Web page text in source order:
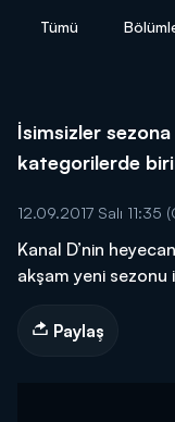
Tümü
İsimsizler sezona
kategorilerde
12.09.2017 Salı 11:35
Kanal D’nin
akşam yeni sezonu
Paylaş